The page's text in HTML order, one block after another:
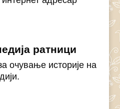
ратници
очување историје на